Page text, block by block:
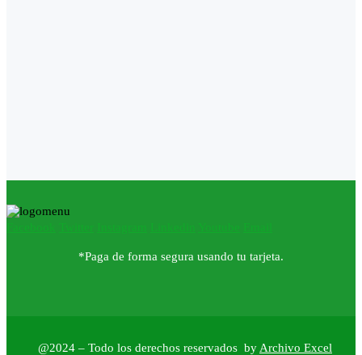
*Paga de forma segura usando tu tarjeta.
@2024 – Todo los derechos reservados by Archivo Excel